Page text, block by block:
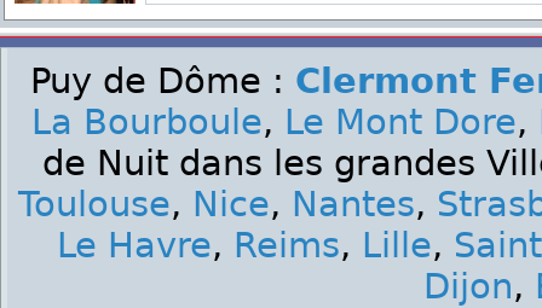
Puy de Dôme : Clermont
La Bourboule, Le Mont Dore,
de Nuit dans les grandes
Toulouse, Nice, Nantes,
Le Havre, Reims, Lille,
Dijon,